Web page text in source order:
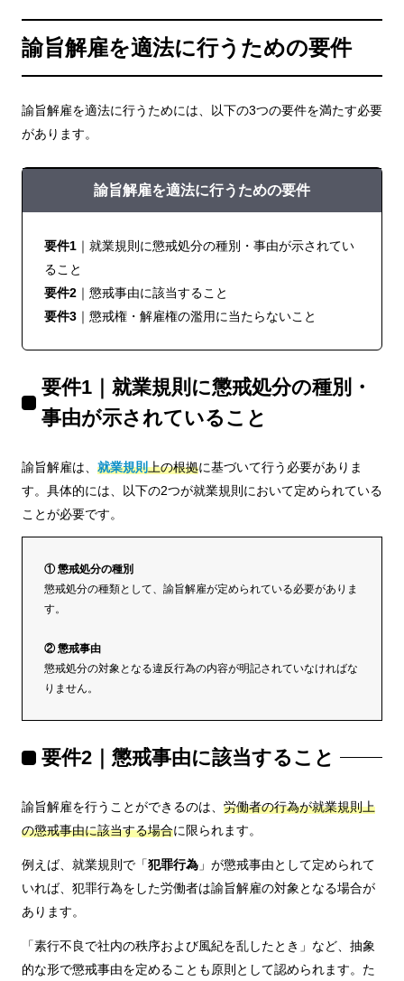
諭旨解雇を適法に行うための要件
諭旨解雇を適法に行うためには、以下の3つの要件を満たす必要
があります。
諭旨解雇を適法に行うための要件
要件1 ｜就業規則に懲戒処分の種別・事由が示されてい
ること
要件2 ｜懲戒事由に該当すること
要件3 ｜懲戒権・解雇権の濫用に当たらないこと
要件1｜就業規則に懲戒処分の種別・
事由が示されていること
諭旨解雇は、 就業規則上の根拠に基づいて行う必要がありま
す。具体的には、以下の2つが就業規則において定められている
ことが必要です。
① 懲戒処分の種別
懲戒処分の種類として、諭旨解雇が定められている必要がありま
す。
② 懲戒事由
懲戒処分の対象となる違反行為の内容が明記されていなければな
りません。
要件2｜懲戒事由に該当すること
諭旨解雇を行うことができるのは、 労働者の行為が就業規則上
の懲戒事由に該当する場合に限られます。
例えば、就業規則で「犯罪行為 」が懲戒事由として定められて
いれば、犯罪行為をした労働者は諭旨解雇の対象となる場合が
あります。
「素行不良で社内の秩序および風紀を乱したとき」など、抽象
的な形で懲戒事由を定めることも原則として認められます。た